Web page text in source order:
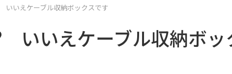
いいえケーブル収納ボックスです
いいえケーブル収納ボッ